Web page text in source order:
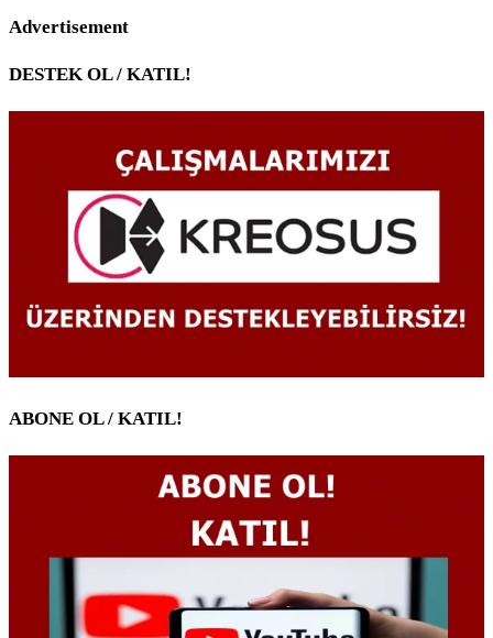
Advertisement
DESTEK OL / KATIL!
ABONE OL / KATIL!